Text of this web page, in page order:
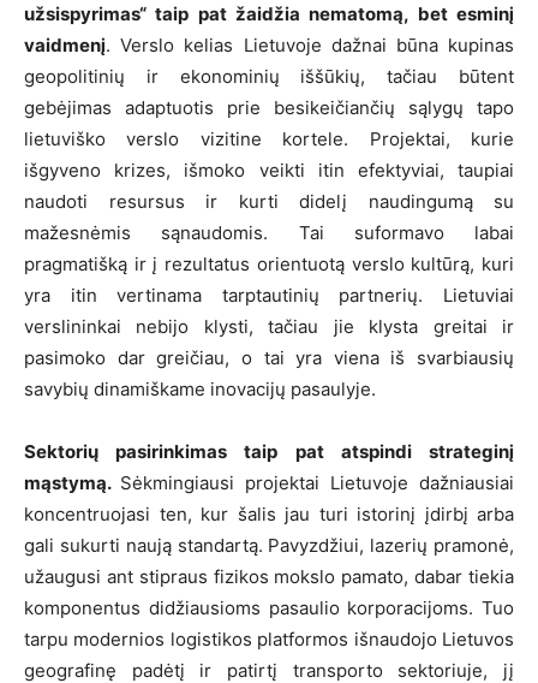
užsispyrimas“ taip pat žaidžia nematomą, bet esminį
vaidmenį. Verslo kelias Lietuvoje dažnai būna kupinas
geopolitinių ir ekonominių iššūkių, tačiau būtent
gebėjimas adaptuotis prie besikeičiančių sąlygų tapo
lietuviško verslo vizitine kortele. Projektai, kurie
išgyveno krizes, išmoko veikti itin efektyviai, taupiai
naudoti resursus ir kurti didelį naudingumą su
mažesnėmis sąnaudomis. Tai suformavo labai
pragmatišką ir į rezultatus orientuotą verslo kultūrą, kuri
yra itin vertinama tarptautinių partnerių. Lietuviai
verslininkai nebijo klysti, tačiau jie klysta greitai ir
pasimoko dar greičiau, o tai yra viena iš svarbiausių
savybių dinamiškame inovacijų pasaulyje.
Sektorių pasirinkimas taip pat atspindi strateginį
mąstymą. Sėkmingiausi projektai Lietuvoje dažniausiai
koncentruojasi ten, kur šalis jau turi istorinį įdirbį arba
gali sukurti naują standartą. Pavyzdžiui, lazerių pramonė,
užaugusi ant stipraus fizikos mokslo pamato, dabar tiekia
komponentus didžiausioms pasaulio korporacijoms. Tuo
tarpu modernios logistikos platformos išnaudojo Lietuvos
geografinę padėtį ir patirtį transporto sektoriuje, jį